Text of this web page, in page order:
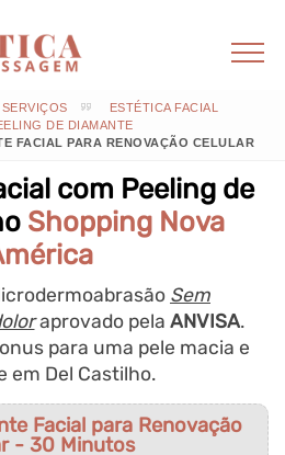
ESTÉTICA FACIAL
DE DIAMANTE
FACIAL PARA RENOVAÇÃO CELULAR
com Peeling de
Shopping Nova
Sem
aprovado pela ANVISA.
para uma pele macia e
em Del Castilho.
Facial para Renovação
- 30 Minutos